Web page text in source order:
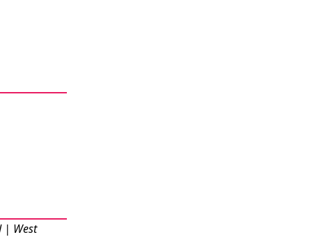
| West